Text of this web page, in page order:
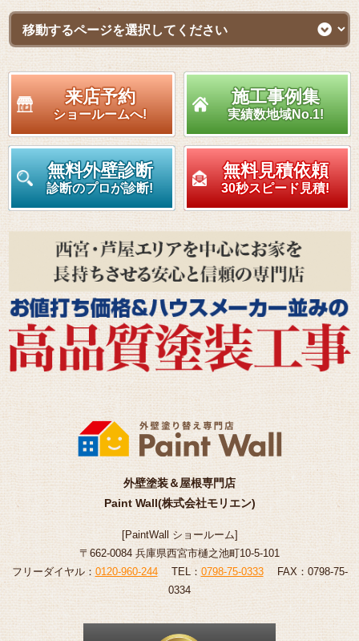
来店予約
ショールームへ!
施工事例集
実績数地域No.1!
無料外壁診断
診断のプロが診断!
無料見積依頼
30秒スピード見積!
外壁塗装＆屋根専門店
Paint Wall(株式会社モリエン)
[PaintWall ショールーム]
〒662-0084 兵庫県西宮市樋之池町10-5-101
フリーダイヤル：0120-960-244TEL： 0798-75-0333FAX：0798-75-
0334